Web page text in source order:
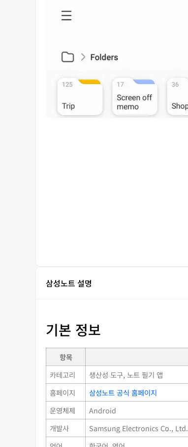
삼성노트 설명
기본 정보
항목
카테고리
생산성 도구, 노트 필기 앱
홈페이지
삼성노트 공식 홈페이지
운영체제
Android
개발사
Samsung Electronics Co., Ltd.